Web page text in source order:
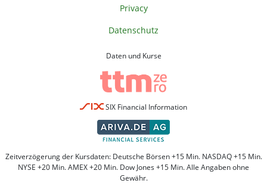
Privacy
Datenschutz
Daten und Kurse
SIX Financial Information
Zeitverzögerung der Kursdaten: Deutsche Börsen +15 Min. NASDAQ +15 Min.
NYSE +20 Min. AMEX +20 Min. Dow Jones +15 Min. Alle Angaben ohne
Gewähr.